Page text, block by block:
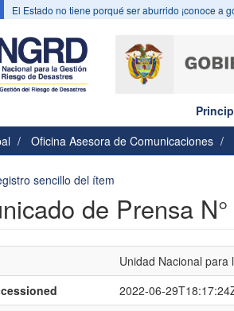
El Estado no tiene porqué ser aburrido ¡conoce a
Oficina Asesora de Comunicaciones
sencillo del ítem
de Prensa
Unidad Nacional para
2022-06-